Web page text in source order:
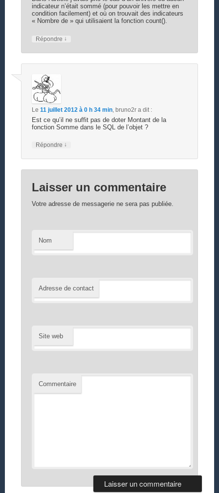
indicateur n’était sommé (pour pouvoir les mettre en
condition facilement) et où on trouvait des indicateurs
« Nombre de » qui utilisaient la fonction count().
Répondre ↓
Le 11 juillet 2012 à 0 h 34 min, bruno2r a dit :
Est ce qu’il ne suffit pas de doter Montant de la
fonction Somme dans le SQL de l’objet ?
Répondre ↓
Laisser un commentaire
Votre adresse de messagerie ne sera pas publiée.
Nom
Adresse de contact
Site web
Commentaire